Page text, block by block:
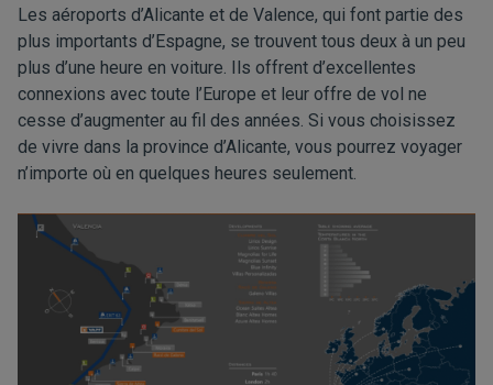
Les aéroports d’Alicante et de Valence, qui font partie des
plus importants d’Espagne, se trouvent tous deux à un peu
plus d’une heure en voiture. Ils offrent d’excellentes
connexions avec toute l’Europe et leur offre de vol ne
cesse d’augmenter au fil des années. Si vous choisissez
de vivre dans la province d’Alicante, vous pourrez voyager
n’importe où en quelques heures seulement.